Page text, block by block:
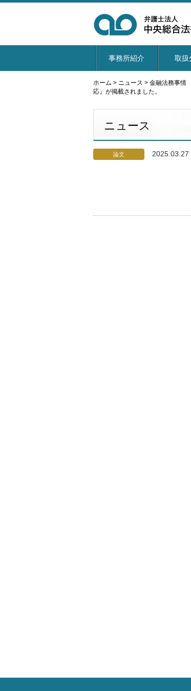
事務所紹介 取扱
ホーム > ニュース > 金融法務事情
応』が掲載されました。
ニュース
論文 2025.03.27